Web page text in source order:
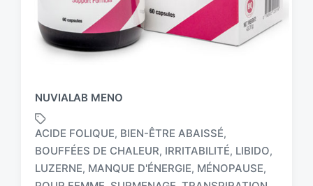
NUVIALAB MENO
ACIDE FOLIQUE, BIEN-ÊTRE ABAISSÉ,
BOUFFÉES DE CHALEUR, IRRITABILITÉ, LIBIDO,
LUZERNE, MANQUE D'ÉNERGIE, MÉNOPAUSE,